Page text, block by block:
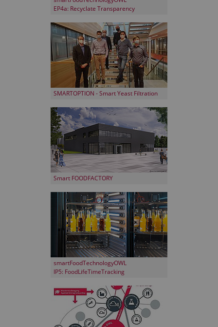
EP4a: Recyclate Transparency
SMARTOPTION - Smart Yeast Filtration
Smart FOODFACTORY
smartFoodTechnologyOWL
IP5: FoodLifeTimeTracking